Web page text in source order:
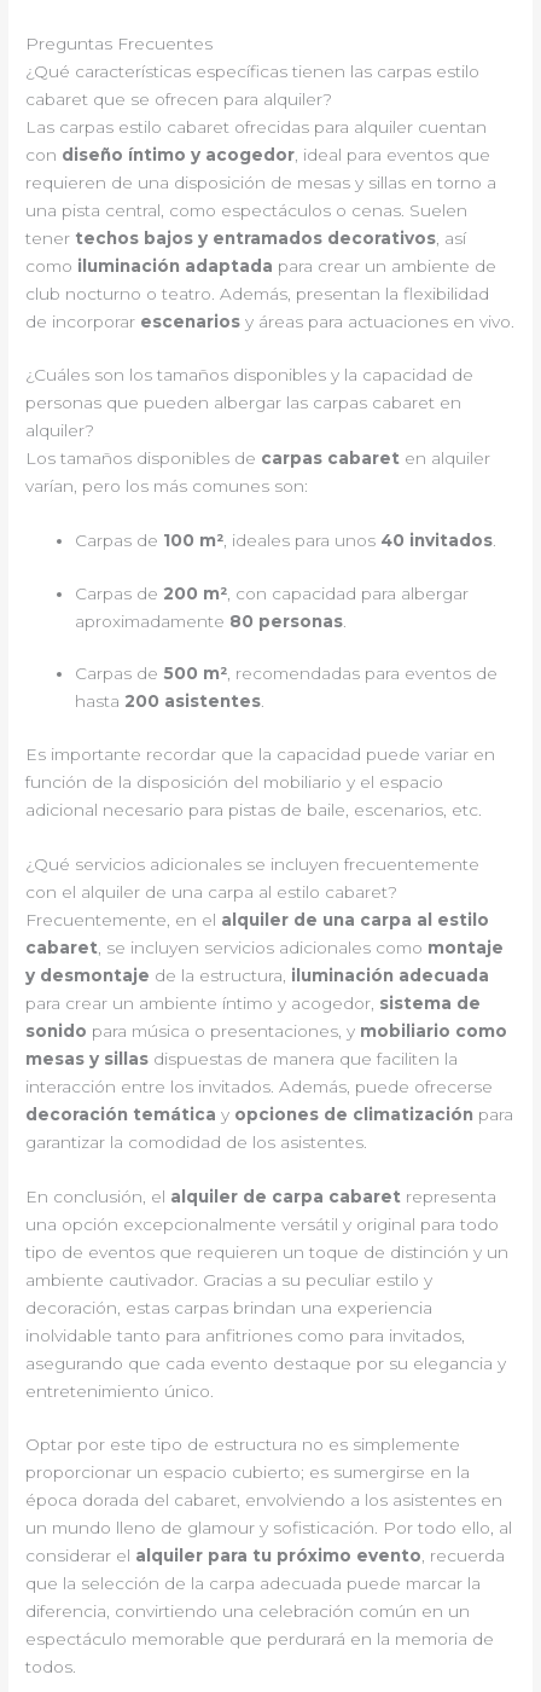
Preguntas Frecuentes
¿Qué características específicas tienen las carpas estilo
cabaret que se ofrecen para alquiler?
Las carpas estilo cabaret ofrecidas para alquiler cuentan
con diseño íntimo y acogedor , ideal para eventos que
requieren de una disposición de mesas y sillas en torno a
una pista central, como espectáculos o cenas. Suelen
tener techos bajos y entramados decorativos , así
como iluminación adaptada para crear un ambiente de
club nocturno o teatro. Además, presentan la flexibilidad
de incorporar escenarios y áreas para actuaciones en vivo.
¿Cuáles son los tamaños disponibles y la capacidad de
personas que pueden albergar las carpas cabaret en
alquiler?
Los tamaños disponibles de carpas cabaret en alquiler
varían, pero los más comunes son:
Carpas de 100 m², ideales para unos 40 invitados.
Carpas de 200 m² , con capacidad para albergar
aproximadamente 80 personas
Carpas de 500 m², recomendadas para eventos de
hasta 200 asistentes.
Es importante recordar que la capacidad puede variar en
función de la disposición del mobiliario y el espacio
adicional necesario para pistas de baile, escenarios, etc.
¿Qué servicios adicionales se incluyen frecuentemente
con el alquiler de una carpa al estilo cabaret?
Frecuentemente, en el alquiler de una carpa al estilo
cabaret , se incluyen servicios adicionales como montaje
y desmontaje de la estructura, iluminación adecuada
para crear un ambiente íntimo y acogedor, sistema de
sonido para música o presentaciones, y mobiliario como
mesas y sillas dispuestas de manera que faciliten la
interacción entre los invitados. Además, puede ofrecerse
decoración temática y opciones de climatización para
garantizar la comodidad de los asistentes.
En conclusión, el alquiler de carpa cabaret representa
una opción excepcionalmente versátil y original para todo
tipo de eventos que requieren un toque de distinción y un
ambiente cautivador. Gracias a su peculiar estilo y
decoración, estas carpas brindan una experiencia
inolvidable tanto para anfitriones como para invitados,
asegurando que cada evento destaque por su elegancia y
entretenimiento único.
Optar por este tipo de estructura no es simplemente
proporcionar un espacio cubierto; es sumergirse en la
época dorada del cabaret, envolviendo a los asistentes en
un mundo lleno de glamour y sofisticación. Por todo ello, al
considerar el alquiler para tu próximo evento, recuerda
que la selección de la carpa adecuada puede marcar la
diferencia, convirtiendo una celebración común en un
espectáculo memorable que perdurará en la memoria de
todos.